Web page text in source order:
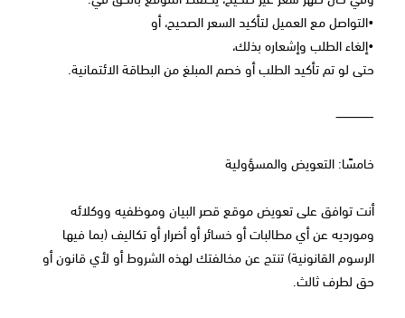
•التواصل مع العميل لتأكيد السعر الصحيح، أو
•إلغاء الطلب وإشعاره بذلك،
حتى لو تم تأكيد الطلب أو خصم المبلغ من البطاقة الائتمانية.
⸻
خامسًا: التعويض والمسؤولية
أنت توافق على تعويض موقع قصر البيان وموظفيه ووكلائه
ومورديه عن أي مطالبات أو خسائر أو أضرار أو تكاليف (بما فيها
الرسوم القانونية) تنتج عن مخالفتك لهذه الشروط أو لأي قانون أو
حق لطرف ثالث.